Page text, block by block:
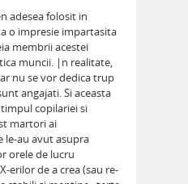
adesea folosit in
o impresie impartasita
membrii acestei
muncii. |n realitate,
nu se vor dedica trup
angajati. Si aceasta
copilariei si
martori ai
le-au avut asupra
orele de lucru
erilor de a crea (sau re-